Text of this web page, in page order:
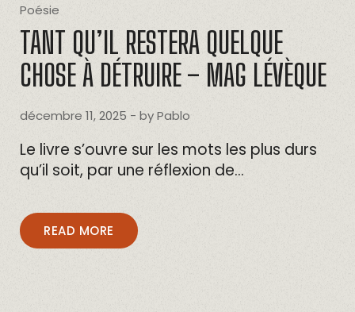
Poésie
TANT QU’IL RESTERA QUELQUE
CHOSE À DÉTRUIRE – MAG LÉVÈQUE
décembre 11, 2025 - byPablo
Le livre s’ouvre sur les mots les plus durs
qu’il soit, par une réflexion de…
READ MORE